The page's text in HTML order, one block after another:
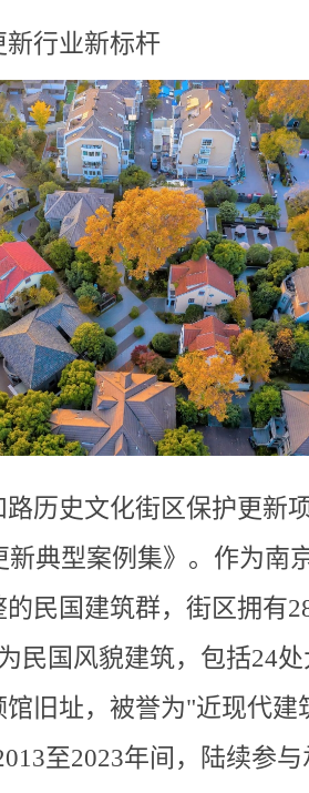
新行业新标杆
路历史文化街区保护更新
新典型案例集》。作为南
民国建筑群，街区拥有
民国风貌建筑，包括24
馆旧址，被誉为"近现代建
至2023年间，陆续参